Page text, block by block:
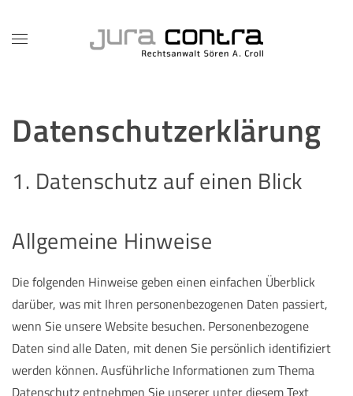
Zum Hauptinhalt springen
Datenschutzerklärung
1. Datenschutz auf einen Blick
Allgemeine Hinweise
Die folgenden Hinweise geben einen einfachen Überblick
darüber, was mit Ihren personenbezogenen Daten passiert,
wenn Sie unsere Website besuchen. Personenbezogene
Daten sind alle Daten, mit denen Sie persönlich identifiziert
werden können. Ausführliche Informationen zum Thema
Datenschutz entnehmen Sie unserer unter diesem Text